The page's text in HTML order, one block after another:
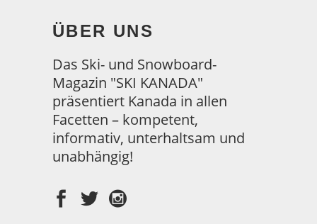
ÜBER UNS
Das Ski- und Snowboard-
Magazin "SKI KANADA"
präsentiert Kanada in allen
Facetten – kompetent,
informativ, unterhaltsam und
unabhängig!